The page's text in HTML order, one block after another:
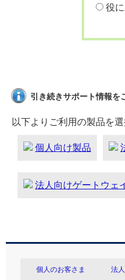
役
引き続きサポート情報を
以下よりご利用の製品を
個人向け製品
法人向けゲートウェ
個人のお客さま 法